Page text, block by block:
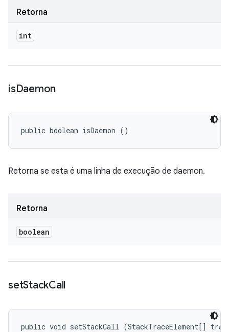
Retorna
int
isDaemon
public boolean isDaemon ()
Retorna se esta é uma linha de execução de daemon.
Retorna
boolean
setStackCall
public void setStackCall (StackTraceElement[]